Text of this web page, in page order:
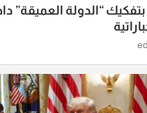
بتفكيك “الدولة العميقة”